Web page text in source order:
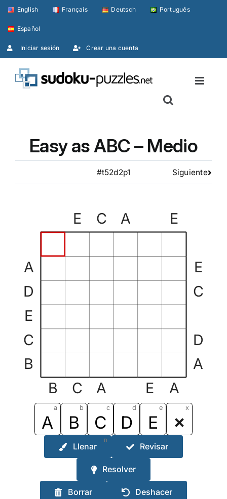
Skip
content
English Français Deutsch Português
Español
Iniciar sesión Crear una cuenta
Easy as ABC – Medio
#t52d2p1 Siguiente
E C A E
A
E
D
C
E
C
D
B
A
B
C A E A
a
A
b
B
c
C
d
D
e
E
x
n
Llenar Revisar
Resolver
Borrar Deshacer